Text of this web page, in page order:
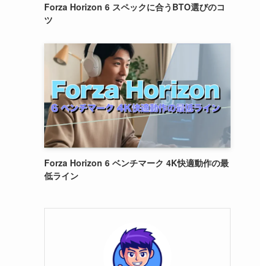
Forza Horizon 6 スペックに合うBTO選びのコ
ツ
Forza Horizon 6 ベンチマーク 4K快適動作の最
低ライン